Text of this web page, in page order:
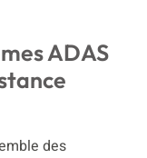
ADAS
des